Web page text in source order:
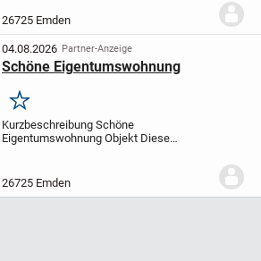
großzügigen Erbpachtgrundstück mit rund
725 m² Fläche. Die Wohnfläche von ca....
26725 Emden
04.08.2026 Partner-Anzeige
Schöne Eigentumswohnung
Merken
Kurzbeschreibung Schöne
Eigentumswohnung Objekt Diese
Mehrfamilienhaus aus dem Jahr 1966 in
26725 Emden